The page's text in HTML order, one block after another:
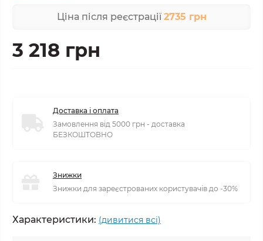
Ціна після реєстрації 2735 грн
3 218 грн
Доставка і оплата
Замовлення від 5000 грн - доставка
БЕЗКОШТОВНО
Знижки
Знижки для зареєстрованих користувачів до -30%
Характеристики: (дивитися всі)